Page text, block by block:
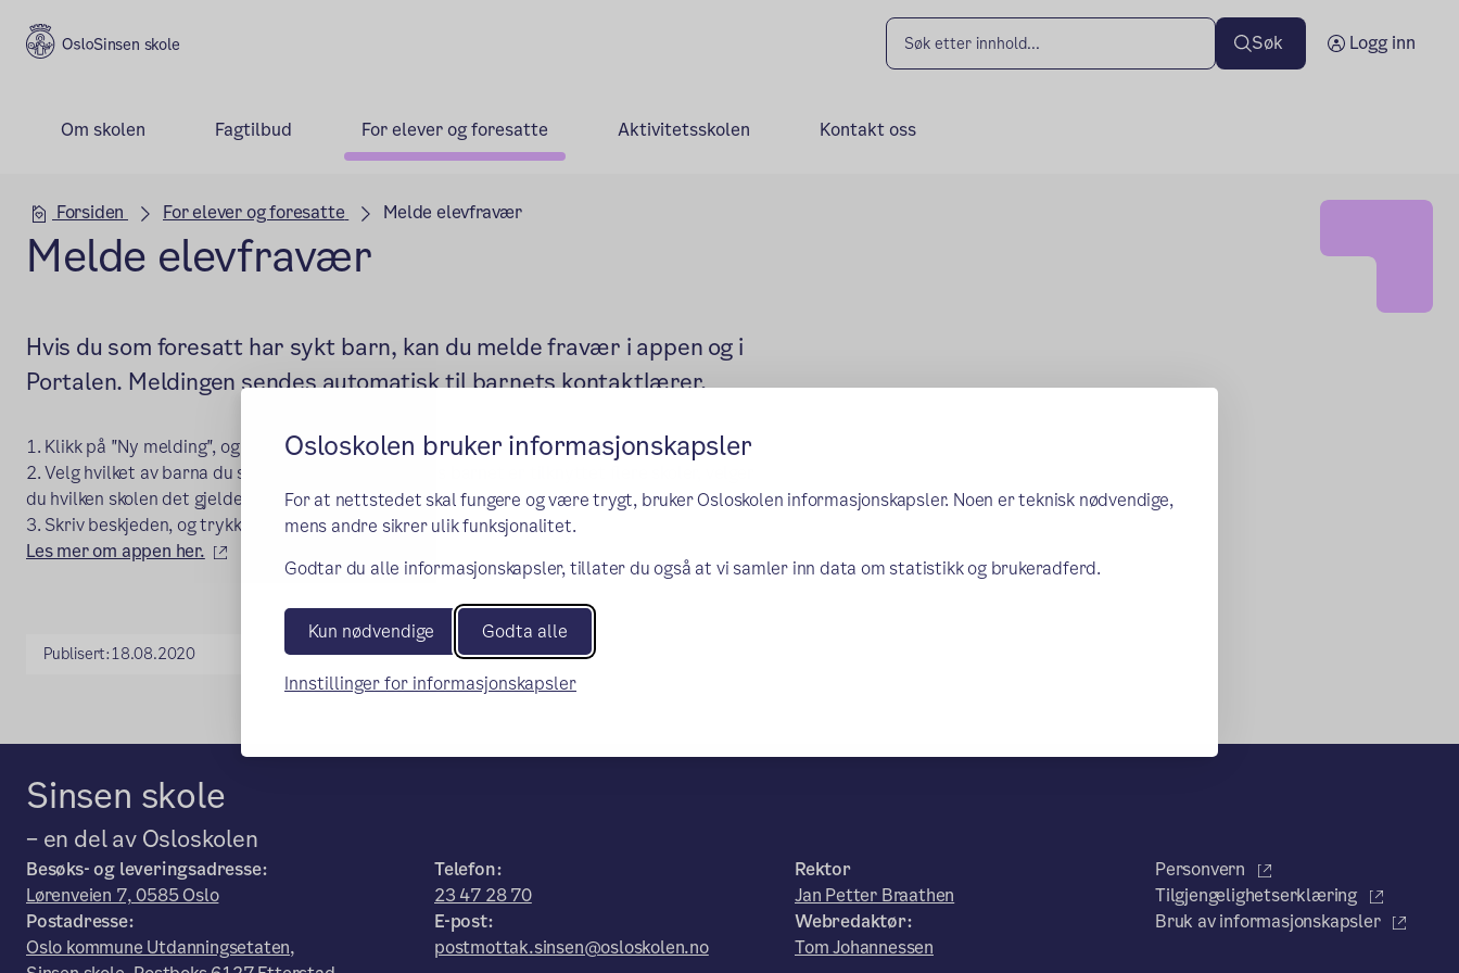
Osloskolen bruker informasjonskapsler
For at nettstedet skal fungere og være trygt, bruker Osloskolen informasjonskapsler. Noen er teknisk nødvendige,
mens andre sikrer ulik funksjonalitet.
Godtar du alle informasjonskapsler, tillater du også at vi samler inn data om statistikk og brukeradferd.
Kun nødvendige Godta alle
Innstillinger for informasjonskapsler
Sinsen skole Søk Logg inn
Om skolen Fagtilbud For elever og foresatte Aktivitetsskolen Kontakt oss
Hovedseksjon
Forsiden For elever og foresatte Melde elevfravær
Melde elevfravær
Hvis du som foresatt har sykt barn, kan du melde fravær i appen og i
Portalen. Meldingen sendes automatisk til barnets kontaktlærer.
1. Klikk på "Ny melding", og knappen "Meld fravær".
2. Velg hvilket av barna du skal melde fravær for. Hvis barnet er tilknyttet flere skoler, velger
du hvilken skolen det gjelder.
3. Skriv beskjeden, og trykk Send.
Les mer om appen her.
(ekstern lenke)
Publisert:18.08.2020
Sinsen skole
– en del av Osloskolen
Besøks- og leveringsadresse:
Lørenveien 7, 0585 Oslo
Postadresse:
Oslo kommune Utdanningsetaten,
Telefon:
23 47 28 70
E-post:
postmottak.sinsen@osloskolen.no
Rektor
Jan Petter Braathen
Webredaktør:
Tom Johannessen
Personvern
Tilgjengelighetserklæring
Bruk av informasjonskapsler